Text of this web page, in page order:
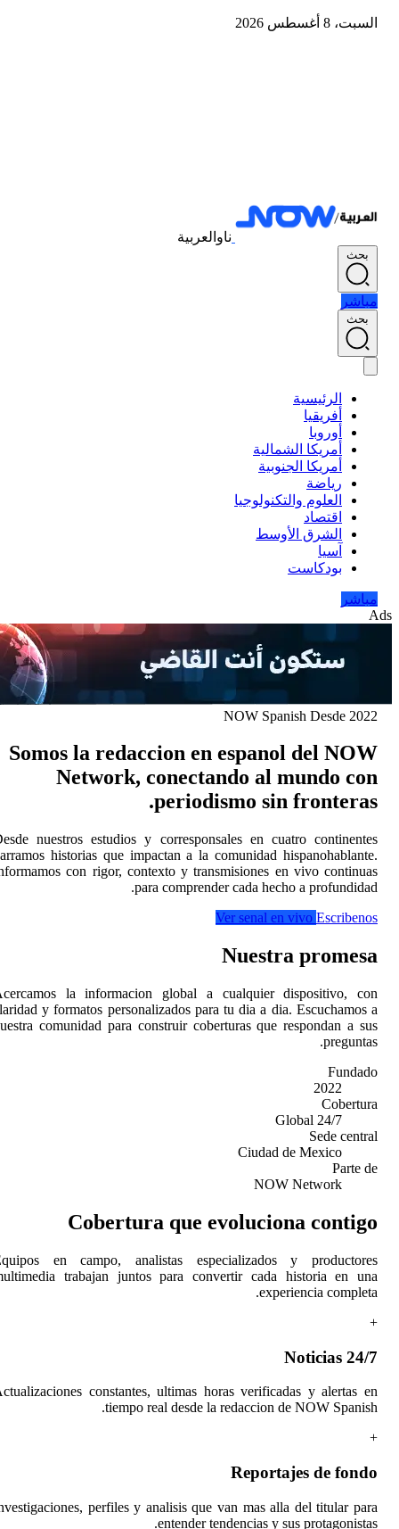
Somos la
Desde nuestros
narramos historias que
Informamos con rigor,
Acercamos la
claridad y formatos
nuestra comunidad para
Equipos en campo,
multimedia trabajan
Actualizaciones
Investigaciones, perfiles